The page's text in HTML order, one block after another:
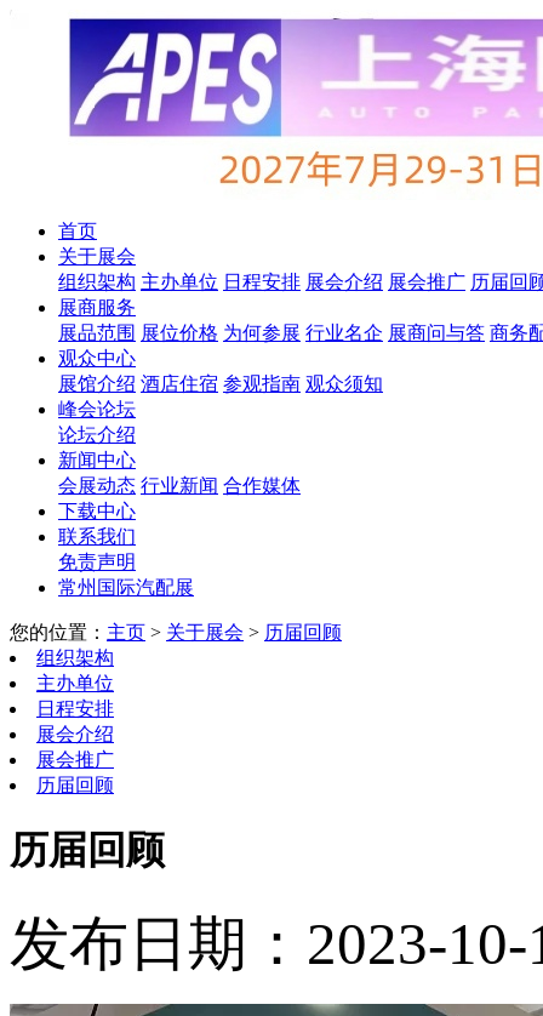
首页
关于展会
组织架构 主办单位 日程安排 展会介绍 展会推广 历届回
展商服务
展品范围 展位价格 为何参展 行业名企 展商问与答 商务
观众中心
展馆介绍 酒店住宿 参观指南 观众须知
峰会论坛
论坛介绍
新闻中心
会展动态 行业新闻 合作媒体
下载中心
联系我们
免责声明
常州国际汽配展
您的位置： 主页 > 关于展会 > 历届回顾
组织架构
主办单位
日程安排
展会介绍
展会推广
历届回顾
历届回顾
发布日期：2023-10-